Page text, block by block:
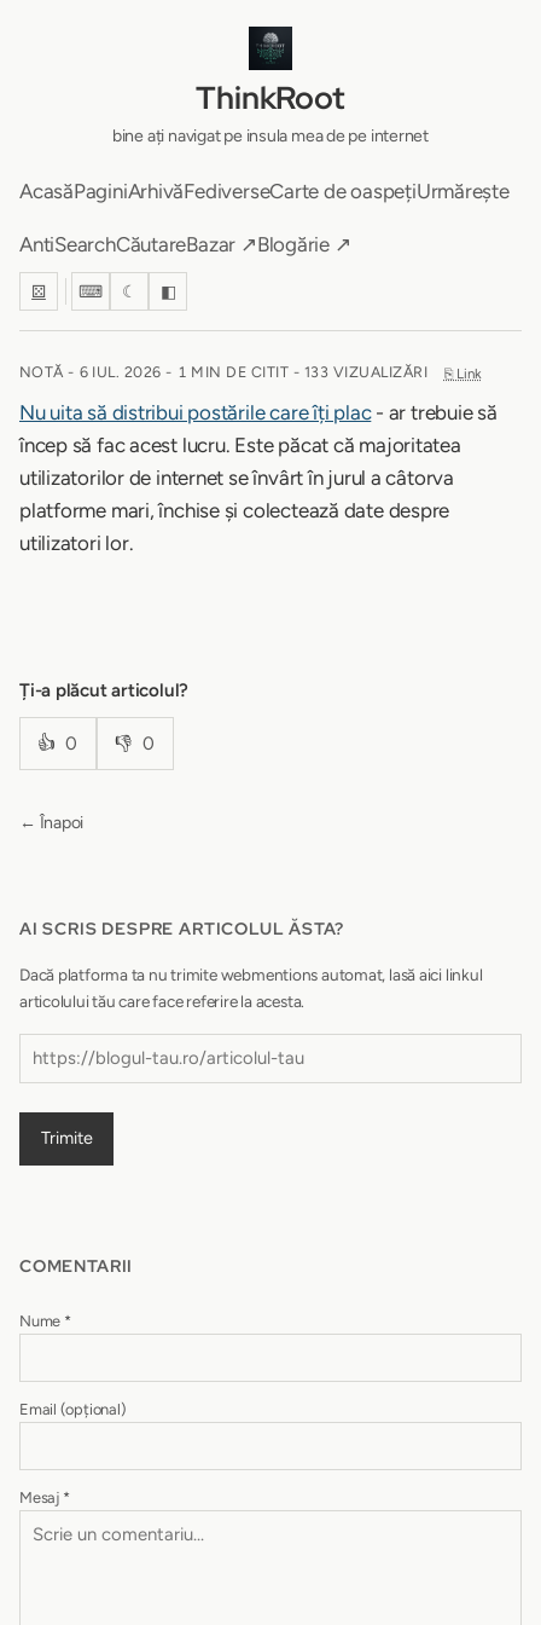
ThinkRoot
bine ați navigat pe insula mea de pe internet
AcasăPaginiArhivăFediverseCarte de oaspețiUrmărește
AntiSearchCăutareBazar ↗Blogărie ↗
⚄ ⌨ ☾ ◧
NOTĂ - 6 IUL. 2026 - 1 MIN DE CITIT - 133 VIZUALIZĂRI ⎘ Link
Nu uita să distribui postările care îți plac- ar trebuie să
încep să fac acest lucru. Este păcat că majoritatea
utilizatorilor de internet se învârt în jurul a câtorva
platforme mari, închise și colectează date despre
utilizatori lor.
Ți-a plăcut articolul?
👍 0 👎 0
← Înapoi
AI SCRIS DESPRE ARTICOLUL ĂSTA?
Dacă platforma ta nu trimite webmentions automat, lasă aici linkul
articolului tău care face referire la acesta.
Trimite
COMENTARII
Nume *
Email (opțional)
Mesaj *